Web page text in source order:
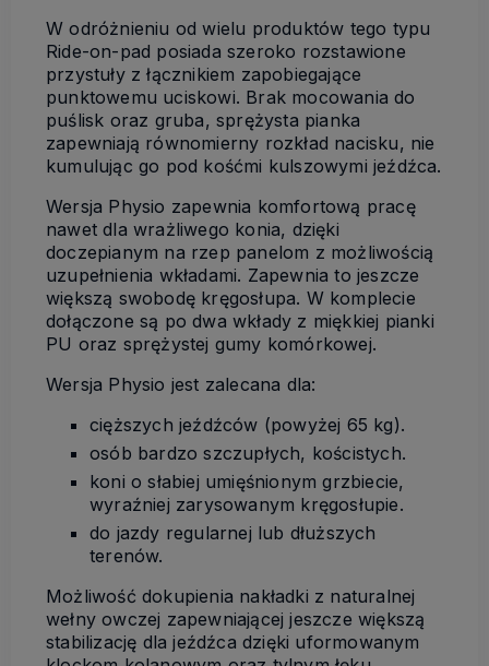
W odróżnieniu od wielu produktów tego typu
Ride-on-pad posiada szeroko rozstawione
przystuły z łącznikiem zapobiegające
punktowemu uciskowi. Brak mocowania do
puślisk oraz gruba, sprężysta pianka
zapewniają równomierny rozkład nacisku, nie
kumulując go pod kośćmi kulszowymi jeźdźca.
Wersja Physio zapewnia komfortową pracę
nawet dla wrażliwego konia, dzięki
doczepianym na rzep panelom z możliwością
uzupełnienia wkładami. Zapewnia to jeszcze
większą swobodę kręgosłupa. W komplecie
dołączone są po dwa wkłady z miękkiej pianki
PU oraz sprężystej gumy komórkowej.
Wersja Physio jest zalecana dla:
cięższych jeźdźców (powyżej 65 kg).
osób bardzo szczupłych, kościstych.
koni o słabiej umięśnionym grzbiecie,
wyraźniej zarysowanym kręgosłupie.
do jazdy regularnej lub dłuższych
terenów.
Możliwość dokupienia nakładki z naturalnej
wełny owczej zapewniającej jeszcze większą
stabilizację dla jeźdźca dzięki uformowanym